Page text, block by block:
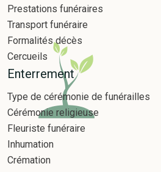
Prestations funéraires
Transport funéraire
Formalités décès
Cercueils
Enterrement
Type de cérémonie de funérailles
Cérémonie religieuse
Fleuriste funéraire
Inhumation
Crémation